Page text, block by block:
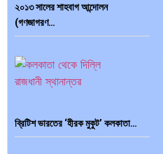
ভারত মহাসাগরের অশ্রু: শ্রীলঙ্কার ২৬…
ব্রাজিল ও আর্জেন্টিনার কালো অধ্যায়:…
২০১৩ সালের শাহবাগ আন্দোলন
(গণজাগরণ…
ব্রিটিশ ভারতের ‘হীরক মুকুট’ কলকাতা…